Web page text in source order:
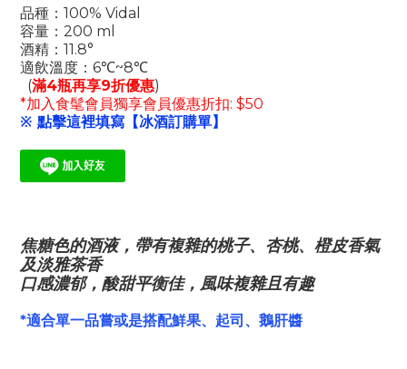
品種：100% Vidal
容量：200 ml
酒精：11.8°
適飲溫度：6℃~8℃
(滿4瓶再享9折優惠)
*加入食髦會員獨享會員優惠折扣: $50
※ 點擊這裡填寫【冰酒訂購單】
焦糖色的酒液，帶有複雜的桃子、杏桃、橙皮香氣
及淡雅茶香
口感濃郁，酸甜平衡佳，風味複雜且有趣
*適合單一品嘗或是搭配鮮果、起司、鵝肝醬